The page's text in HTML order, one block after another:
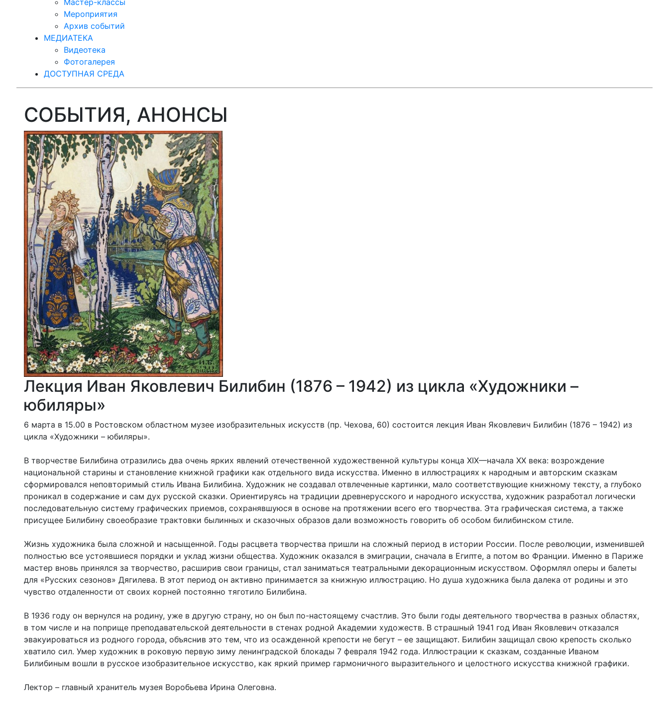
Мастер-классы
Мероприятия
Архив событий
МЕДИАТЕКА
Видеотека
Фотогалерея
ДОСТУПНАЯ СРЕДА
СОБЫТИЯ, АНОНСЫ
Лекция Иван Яковлевич Билибин (1876 – 1942) из цикла «Художники –
юбиляры»
6 марта в 15.00 в Ростовском областном музее изобразительных искусств (пр. Чехова, 60) состоится лекция Иван Яковлевич Билибин (1876 – 1942) из
цикла «Художники – юбиляры».
В творчестве Билибина отразились два очень ярких явлений отечественной художественной культуры конца XIX—начала XX века: возрождение
национальной старины и становление книжной графики как отдельного вида искусства. Именно в иллюстрациях к народным и авторским сказкам
сформировался неповторимый стиль Ивана Билибина. Художник не создавал отвлеченные картинки, мало соответствующие книжному тексту, а глубоко
проникал в содержание и сам дух русской сказки. Ориентируясь на традиции древнерусского и народного искусства, художник разработал логически
последовательную систему графических приемов, сохранявшуюся в основе на протяжении всего его творчества. Эта графическая система, а также
присущее Билибину своеобразие трактовки былинных и сказочных образов дали возможность говорить об особом билибинском стиле.
Жизнь художника была сложной и насыщенной. Годы расцвета творчества пришли на сложный период в истории России. После революции, изменившей
полностью все устоявшиеся порядки и уклад жизни общества. Художник оказался в эмиграции, сначала в Египте, а потом во Франции. Именно в Париже
мастер вновь принялся за творчество, расширив свои границы, стал заниматься театральными декорационным искусством. Оформлял оперы и балеты
для «Русских сезонов» Дягилева. В этот период он активно принимается за книжную иллюстрацию. Но душа художника была далека от родины и это
чувство отдаленности от своих корней постоянно тяготило Билибина.
В 1936 году он вернулся на родину, уже в другую страну, но он был по-настоящему счастлив. Это были годы деятельного творчества в разных областях,
в том числе и на поприще преподавательской деятельности в стенах родной Академии художеств. В страшный 1941 год Иван Яковлевич отказался
эвакуироваться из родного города, объяснив это тем, что из осажденной крепости не бегут – ее защищают. Билибин защищал свою крепость сколько
хватило сил. Умер художник в роковую первую зиму ленинградской блокады 7 февраля 1942 года. Иллюстрации к сказкам, созданные Иваном
Билибиным вошли в русское изобразительное искусство, как яркий пример гармоничного выразительного и целостного искусства книжной графики.
Лектор – главный хранитель музея Воробьева Ирина Олеговна.